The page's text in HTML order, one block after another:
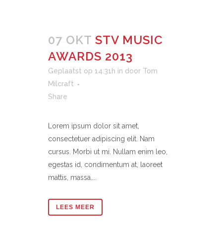
07 OKT STV MUSIC
AWARDS 2013
Geplaatst op 14:31h in door Tom
Milcraft
Share
Lorem ipsum dolor sit amet,
consectetuer adipiscing elit. Nam
cursus. Morbi ut mi. Nullam enim leo,
egestas id, condimentum at, laoreet
mattis, massa....
LEES MEER